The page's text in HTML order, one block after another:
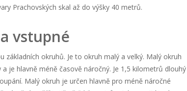
Prachovských skal až do výšky 40 metrů.
vstupné
základních okruhů. Je to okruh malý a velký. Malý okruh
je hlavně méně časově náročný. Je 1,5 kilometrů dlouhý
Malý okruh je určen hlavně pro méně náročné